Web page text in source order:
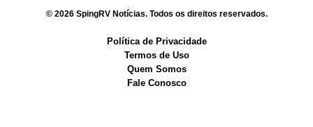
© 2026 SpingRV Notícias. Todos os direitos reservados.
Política de Privacidade
Termos de Uso
Quem Somos
Fale Conosco